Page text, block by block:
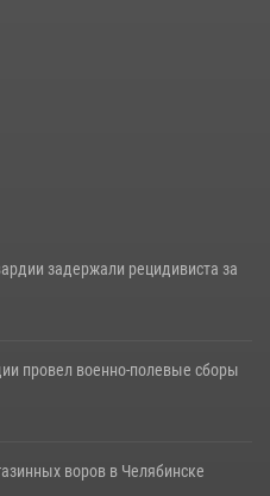
задержали рецидивиста за
провел военно-полевые сборы
воров в Челябинске